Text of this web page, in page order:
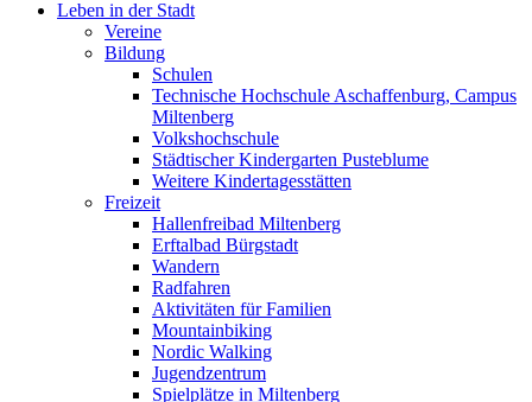
Leben in der Stadt
Vereine
Bildung
Schulen
Technische Hochschule Aschaffenburg, Campus
Miltenberg
Volkshochschule
Städtischer Kindergarten Pusteblume
Weitere Kindertagesstätten
Freizeit
Hallenfreibad Miltenberg
Erftalbad Bürgstadt
Wandern
Radfahren
Aktivitäten für Familien
Mountainbiking
Nordic Walking
Jugendzentrum
Spielplätze in Miltenberg